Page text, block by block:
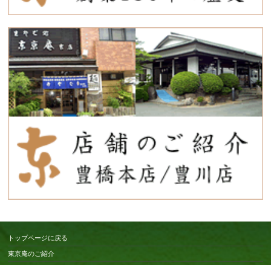
トップページに戻る
東京庵のご紹介